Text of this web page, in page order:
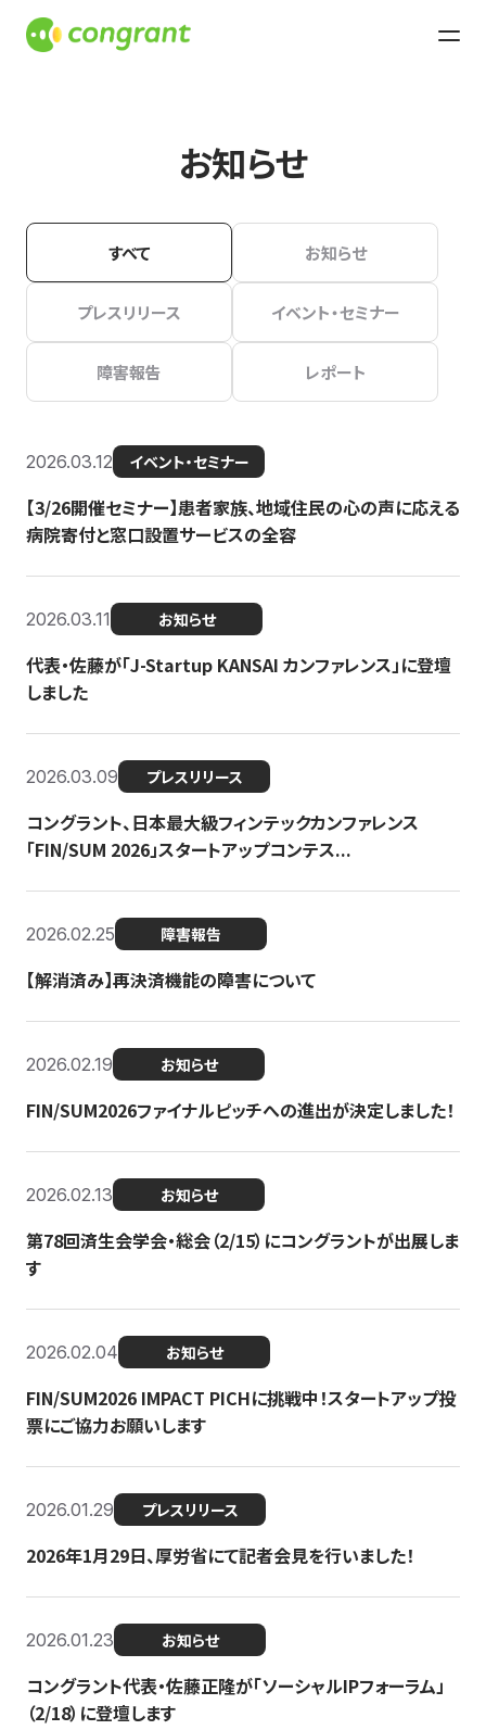
お知らせ
すべて お知らせ
プレスリリース イベント・セミナー
障害報告 レポート
2026.03.12 イベント・セミナー
【3/26開催セミナー】患者家族、地域住民の心の声に応える
病院寄付と窓口設置サービスの全容
2026.03.11 お知らせ
代表・佐藤が「J-Startup KANSAI カンファレンス」に登壇
しました
2026.03.09 プレスリリース
コングラント、日本最大級フィンテックカンファレンス
「FIN/SUM 2026」スタートアップコンテス...
2026.02.25 障害報告
【解消済み】再決済機能の障害について
2026.02.19 お知らせ
FIN/SUM2026ファイナルピッチへの進出が決定しました！
2026.02.13 お知らせ
第78回済生会学会・総会（2/15）にコングラントが出展しま
す
2026.02.04 お知らせ
FIN/SUM2026 IMPACT PICHに挑戦中！スタートアップ投
票にご協力お願いします
2026.01.29 プレスリリース
2026年1月29日、厚労省にて記者会見を行いました！
2026.01.23 お知らせ
コングラント代表・佐藤正隆が「ソーシャルIPフォーラム」
（2/18）に登壇します